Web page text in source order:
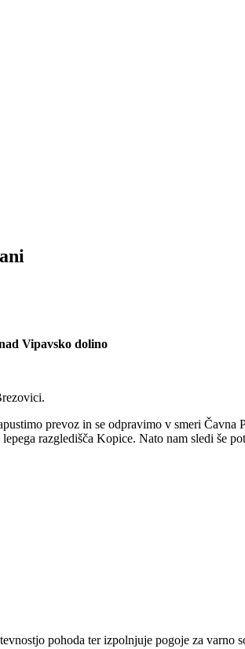
Vipavsko dolino
prevoz in se odpravimo v smeri
razgledišča Kopice. Nato nam sledi še
pohoda ter izpolnjuje pogoje za